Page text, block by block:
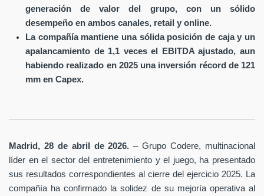
generación de valor del grupo, con un sólido
desempeño en ambos canales, retail y online.
La compañía mantiene una sólida posición de caja y un
apalancamiento de 1,1 veces el EBITDA ajustado, aun
habiendo realizado en 2025 una inversión récord de 121
mm en Capex.
Madrid, 28 de abril de 2026. – Grupo Codere, multinacional
líder en el sector del entretenimiento y el juego, ha presentado
sus resultados correspondientes al cierre del ejercicio 2025. La
compañía ha confirmado la solidez de su mejoría operativa al